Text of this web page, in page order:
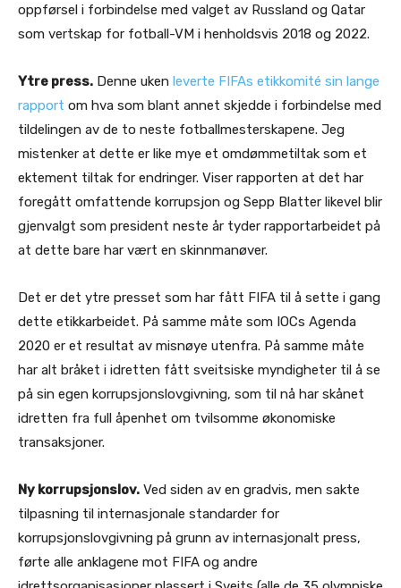
oppførsel i forbindelse med valget av Russland og Qatar
som vertskap for fotball-VM i henholdsvis 2018 og 2022.
Ytre press. Denne uken leverte FIFAs etikkomité sin lange
rapport om hva som blant annet skjedde i forbindelse med
tildelingen av de to neste fotballmesterskapene. Jeg
mistenker at dette er like mye et omdømmetiltak som et
ektement tiltak for endringer. Viser rapporten at det har
foregått omfattende korrupsjon og Sepp Blatter likevel blir
gjenvalgt som president neste år tyder rapportarbeidet på
at dette bare har vært en skinnmanøver.
Det er det ytre presset som har fått FIFA til å sette i gang
dette etikkarbeidet. På samme måte som IOCs Agenda
2020 er et resultat av misnøye utenfra. På samme måte
har alt bråket i idretten fått sveitsiske myndigheter til å se
på sin egen korrupsjonslovgivning, som til nå har skånet
idretten fra full åpenhet om tvilsomme økonomiske
transaksjoner.
Ny korrupsjonslov. Ved siden av en gradvis, men sakte
tilpasning til internasjonale standarder for
korrupsjonslovgivning på grunn av internasjonalt press,
førte alle anklagene mot FIFA og andre